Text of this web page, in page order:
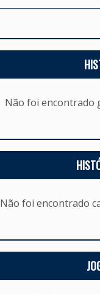
Não foi encontrado
Não foi encontrado